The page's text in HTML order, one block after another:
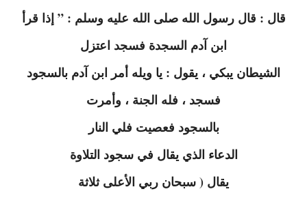
قال : قال رسول الله صلى الله عليه وسلم : ” إذا قرأ
ابن آدم السجدة فسجد اعتزل
الشيطان يبكي ، يقول : يا ويله أمر ابن آدم بالسجود
فسجد ، فله الجنة ، وأمرت
بالسجود فعصيت فلي النار
الدعاء الذي يقال في سجود التلاوة
يقال ( سبحان ربي الأعلى ثلاثة